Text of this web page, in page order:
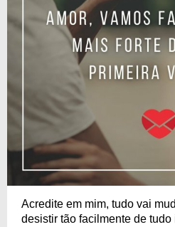
Acredite em mim, tudo vai
desistir tão facilmente de